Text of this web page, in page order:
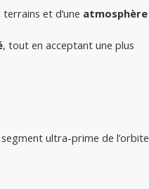
et d’une atmosphère
, tout en acceptant une plus
ultra-prime de l’orbite